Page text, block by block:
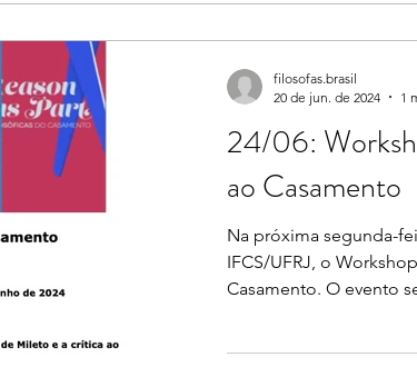
24/06:
ao Casamento
Na próxima segunda-
IFCS/UFRJ, o
Casamento. O evento
filosofas.brasil
20 de jun. de 2024
1